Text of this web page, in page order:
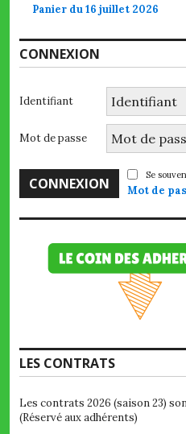
Panier du 16 juillet 2026
CONNEXION
Identifiant
Mot de passe
Se
Mot de
LES CONTRATS
Les contrats 2026 (saison 23)
(Réservé aux adhérents)